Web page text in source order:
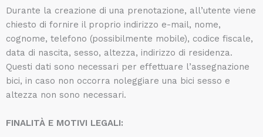
Durante la creazione di una prenotazione, all’utente viene
chiesto di fornire il proprio indirizzo e-mail, nome,
cognome, telefono (possibilmente mobile), codice fiscale,
data di nascita, sesso, altezza, indirizzo di residenza.
Questi dati sono necessari per effettuare l’assegnazione
bici, in caso non occorra noleggiare una bici sesso e
altezza non sono necessari.
FINALITÀ E MOTIVI LEGALI: